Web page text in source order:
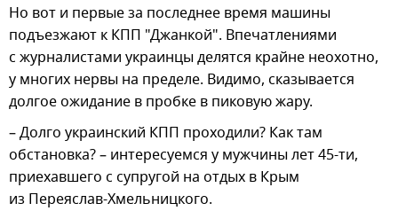
Но вот и первые за последнее время машины
подъезжают к КПП "Джанкой". Впечатлениями
с журналистами украинцы делятся крайне неохотно,
у многих нервы на пределе. Видимо, сказывается
долгое ожидание в пробке в пиковую жару.
– Долго украинский КПП проходили? Как там
обстановка? – интересуемся у мужчины лет 45-ти,
приехавшего с супругой на отдых в Крым
из Переяслав-Хмельницкого.